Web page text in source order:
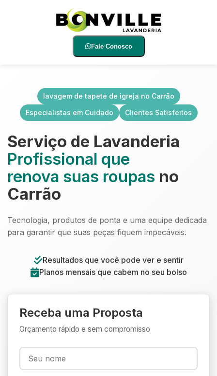
Fale Conosco
lavagem de tapete de igreja no Carrão
Especialistas em Cuidado
Clientes Satisfeitos
Serviço de Lavanderia
Profissional que
renova suas roupas no
Carrão
Tecnologia, produtos de ponta e uma equipe dedicada
para garantir que suas peças fiquem impecáveis.
Resultados que você pode ver e sentir
Planos mensais que cabem no seu bolso
Receba uma Proposta
Orçamento rápido e sem compromisso